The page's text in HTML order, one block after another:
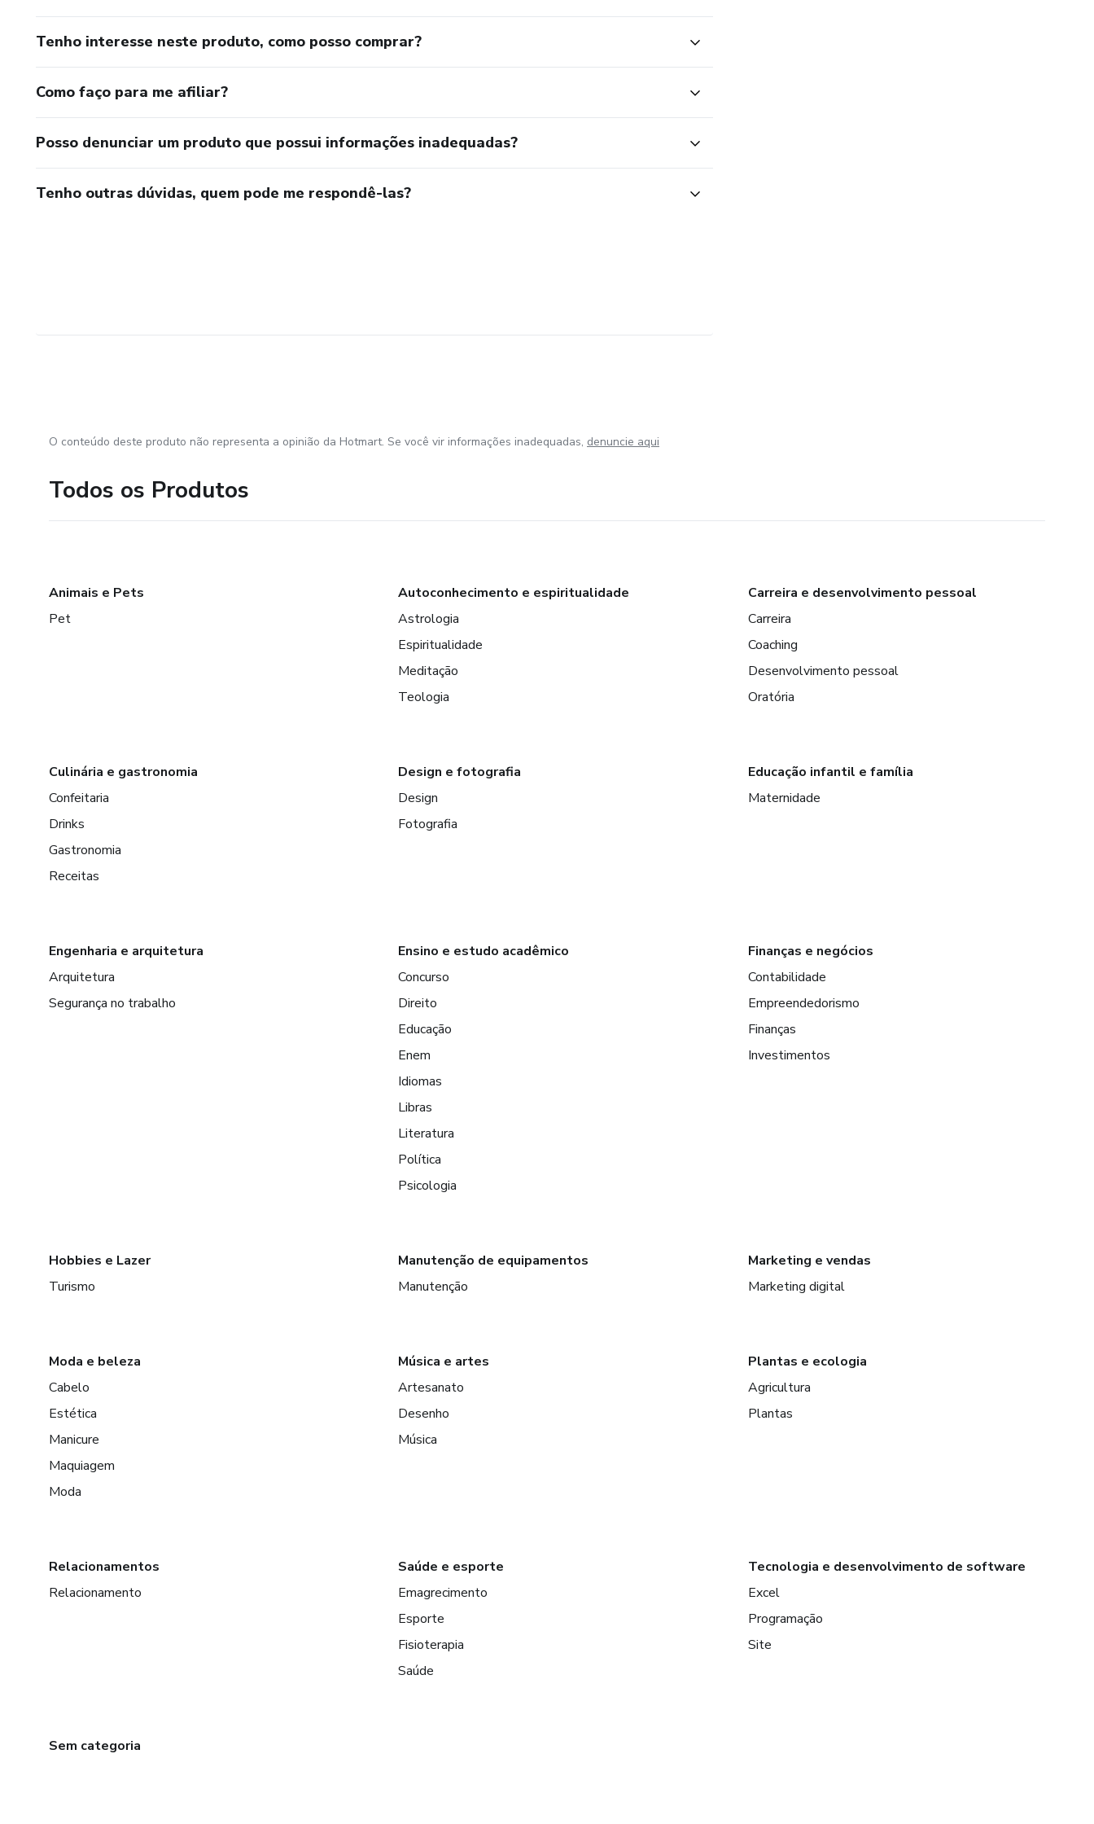
Tenho interesse neste produto, como posso comprar?
Como faço para me afiliar?
Posso denunciar um produto que possui informações inadequadas?
Tenho outras dúvidas, quem pode me respondê-las?
O conteúdo deste produto não representa a opinião da Hotmart. Se você vir informações inadequadas, denuncie aqui
Todos os Produtos
Animais e Pets
Pet
Autoconhecimento e espiritualidade
Astrologia
Espiritualidade
Meditação
Teologia
Carreira e desenvolvimento pessoal
Carreira
Coaching
Desenvolvimento pessoal
Oratória
Culinária e gastronomia
Confeitaria
Drinks
Gastronomia
Receitas
Design e fotografia
Design
Fotografia
Educação infantil e família
Maternidade
Engenharia e arquitetura
Arquitetura
Segurança no trabalho
Ensino e estudo acadêmico
Concurso
Direito
Educação
Enem
Idiomas
Libras
Literatura
Política
Psicologia
Finanças e negócios
Contabilidade
Empreendedorismo
Finanças
Investimentos
Hobbies e Lazer
Turismo
Manutenção de equipamentos
Manutenção
Marketing e vendas
Marketing digital
Moda e beleza
Cabelo
Estética
Manicure
Maquiagem
Moda
Música e artes
Artesanato
Desenho
Música
Plantas e ecologia
Agricultura
Plantas
Relacionamentos
Relacionamento
Saúde e esporte
Emagrecimento
Esporte
Fisioterapia
Saúde
Tecnologia e desenvolvimento de software
Excel
Programação
Site
Sem categoria